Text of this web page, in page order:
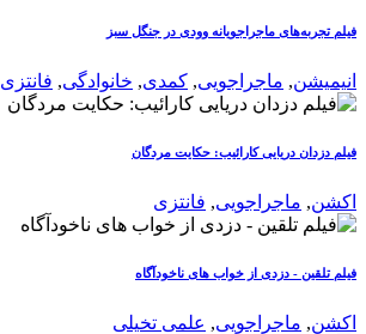
فیلم تجربه‌های ماجراجویانه وودی در جنگل سبز
انیمیشن, ماجراجویی, کمدی, خانوادگی, فانتزی
فیلم دزدان دریایی کارائیب: حکایت مردگان
اکشن, ماجراجویی, فانتزی
فیلم تلقین - دزدی از خواب های ناخودآگاه
اکشن, ماجراجویی, علمی تخیلی